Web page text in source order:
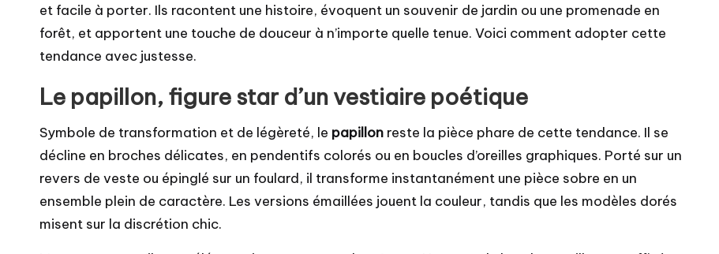
et facile à porter. Ils racontent une histoire, évoquent un souvenir de jardin ou une promenade en
forêt, et apportent une touche de douceur à n’importe quelle tenue. Voici comment adopter cette
tendance avec justesse.
Le papillon, figure star d’un vestiaire poétique
Symbole de transformation et de légèreté, le papillon reste la pièce phare de cette tendance. Il se
décline en broches délicates, en pendentifs colorés ou en boucles d’oreilles graphiques. Porté sur un
revers de veste ou épinglé sur un foulard, il transforme instantanément une pièce sobre en un
ensemble plein de caractère. Les versions émaillées jouent la couleur, tandis que les modèles dorés
misent sur la discrétion chic.